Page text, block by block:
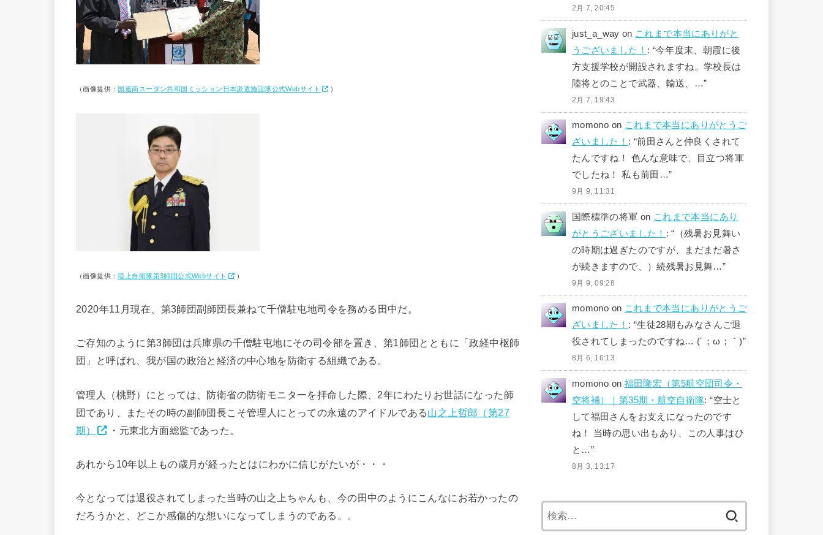
（画像提供： 国連南スーダン共和国ミッション日本派遣施設隊公式Webサイト ）
（画像提供： 陸上自衛隊第3師団公式Webサイト ）
2020年11月現在、第3師団副師団長兼ねて千僧駐屯地司令を務める田中だ。
ご存知のように第3師団は兵庫県の千僧駐屯地にその司令部を置き、第1師団とともに「政経中枢師
団」と呼ばれ、我が国の政治と経済の中心地を防衛する組織である。
管理人（桃野）にとっては、防衛省の防衛モニターを拝命した際、2年にわたりお世話になった師
団であり、またその時の副師団長こそ管理人にとっての永遠のアイドルである山之上哲郎（第27
期）
・元東北方面総監であった。
あれから10年以上もの歳月が経ったとはにわかに信じがたいが・・・
今となっては退役されてしまった当時の山之上ちゃんも、今の田中のようにこんなにお若かったの
だろうかと、どこか感傷的な想いになってしまうのである。。
2月 7, 20:45
just_a_way on これまで本当にありがと
うございました！ : “今年度末、朝霞に後
方支援学校が開設されますね。学校長は
陸将とのことで武器、輸送、…”
2月 7, 19:43
momono on これまで本当にありがとうご
ざいました！ : “前田さんと仲良くされて
たんですね！ 色んな意味で、目立つ将軍
でしたね！ 私も前田…”
9月 9, 11:31
国際標準の将軍 on これまで本当にあり
がとうございました！ : “ （残暑お見舞い
の時期は過ぎたのですが、まだまだ暑さ
が続きますので、）続残暑お見舞…”
9月 9, 09:28
momono on これまで本当にありがとうご
ざいました！ : “生徒28期もみなさんご退
役されてしまったのですね… (´；ω；｀)”
8月 6, 16:13
momono on 福田隆宏（第5航空団司令・
空将補）｜第35期・航空自衛隊: “空士と
して福田さんをお支えになったのです
ね！ 当時の思い出もあり、この人事はひ
と…”
8月 3, 13:17